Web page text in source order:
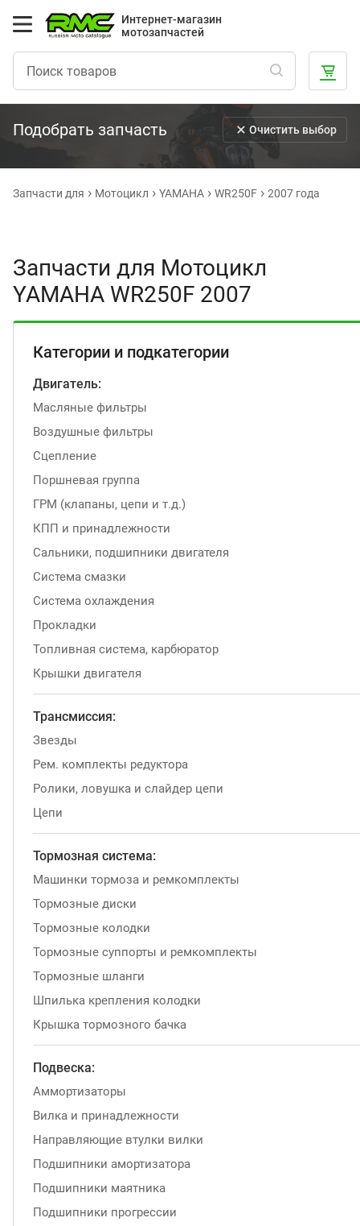
Интернет-магазин
мотозапчастей
Подобрать запчасть Очистить выбор
Запчасти для Мотоцикл YAMAHA WR250F 2007 года
Запчасти для Мотоцикл
YAMAHA WR250F 2007
Категории и подкатегории
Двигатель:
Масляные фильтры
Воздушные фильтры
Сцепление
Поршневая группа
ГРМ (клапаны, цепи и т.д.)
КПП и принадлежности
Сальники, подшипники двигателя
Система смазки
Система охлаждения
Прокладки
Топливная система, карбюратор
Крышки двигателя
Трансмиссия:
Звезды
Рем. комплекты редуктора
Ролики, ловушка и слайдер цепи
Цепи
Тормозная система:
Машинки тормоза и ремкомплекты
Тормозные диски
Тормозные колодки
Тормозные суппорты и ремкомплекты
Тормозные шланги
Шпилька крепления колодки
Крышка тормозного бачка
Подвеска:
Аммортизаторы
Вилка и принадлежности
Направляющие втулки вилки
Подшипники амортизатора
Подшипники маятника
Подшипники прогрессии